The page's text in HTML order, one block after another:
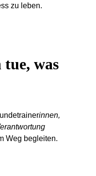
zu leben.
was
innen,
Weg begleiten.